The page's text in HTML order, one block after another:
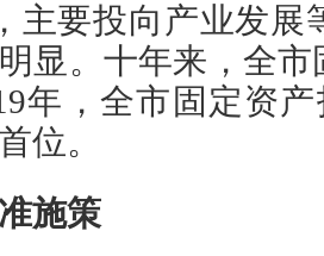
主要投向产业发展
显。十年来，全
年，全市固定资
位。
施策